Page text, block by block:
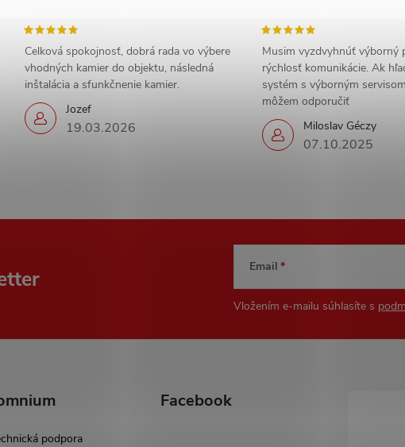
Jozef
19.03.2026
Celková spokojnosť, dobrá rada vo výbere
vhodných kamier do objektu, následná
inštalácia a sfunkčnenie kamier.
Miloslav Géczy
07.10.2025
Musim vyzdvyhnúť výborný
rýchlosť komunikácie. Ak
systém s výborným
môžem odporučiť
Email
Vložením e-mailu súhlasíte s
podpora
Facebook